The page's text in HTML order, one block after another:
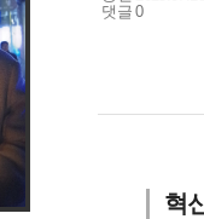
명
댓글 0
혁